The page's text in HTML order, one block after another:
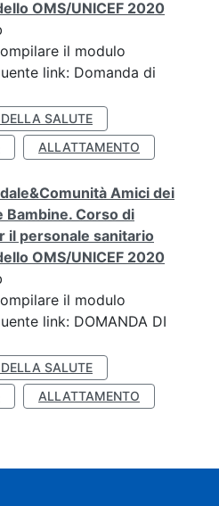
OMS/UNICEF 2020
il modulo
link: Domanda di
SALUTE
ALLATTAMENTO
Amici dei
Bambine. Corso di
il personale sanitario
OMS/UNICEF 2020
il modulo
link: DOMANDA DI
SALUTE
ALLATTAMENTO